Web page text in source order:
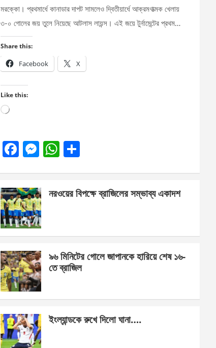
মরক্কো। প্রথমার্ধে কানাডার দাপট সামলেও দ্বিতীয়ার্ধে আক্রমণাত্মক খেলায়
৩-০ গোলের জয় তুলে নিয়েছে আটলাস লায়ন্স। এই জয়ে টুর্নামেন্টের প্রথম…
Share this:
Facebook X
Like this:
Loading…
F
b
o
o
k
M
n
g
er
W
s
p
e
নরওয়ের বিপক্ষে ব্রাজিলের সম্ভাব্য একাদশ
৯৬ মিনিটের গোলে জাপানকে হারিয়ে শেষ ১৬-
তে ব্রাজিল
ইংল্যান্ডকে রুখে দিলো ঘানা….